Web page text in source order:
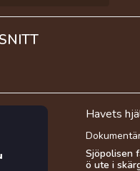
Havets
Sjöpolisen
ö ute i